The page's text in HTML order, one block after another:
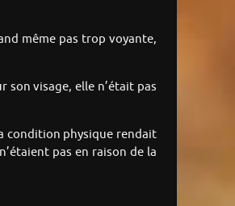
même pas trop voyante,
visage, elle n’était pas
condition physique rendait
pas en raison de la